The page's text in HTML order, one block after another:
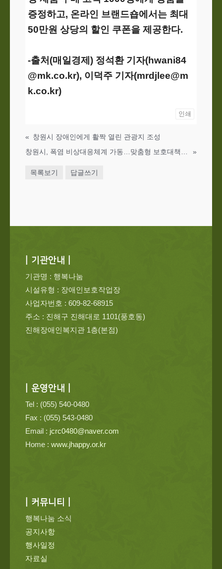
증정하고, 온라인 브랜드숍에서는 최대
50만원 상당의 할인 쿠폰을 제공한다.
-출처(매일경제) 정석환 기자(hwani84
@mk.co.kr), 이덕주 기자(mrdjlee@m
k.co.kr)
인쇄
« 창원시 장애인에게 활짝 열린 관광지 조성
»
목록보기 답글쓰기
| 기관안내 |
기관명 : 행복나눔
시설유형 : 장애인보호작업장
사업자번호 : 609-82-68915
주소 : 진해구 진해대로 1101(풍호동)
진해장애인복지관 1층(본점)
| 운영안내 |
Tel : (055) 540-0480
Fax : (055) 543-0480
Email : jcrc0480@naver.com
Home : www.jhappy.or.kr
| 커뮤니티 |
행복나눔 소식
공지사항
행사일정
자료실